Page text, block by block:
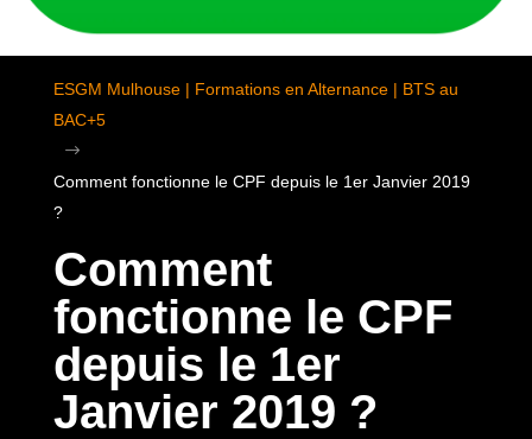
ESGM Mulhouse | Formations en Alternance | BTS au
BAC+5
$
Comment fonctionne le CPF depuis le 1er Janvier 2019
?
Comment
fonctionne le CPF
depuis le 1er
Janvier 2019 ?